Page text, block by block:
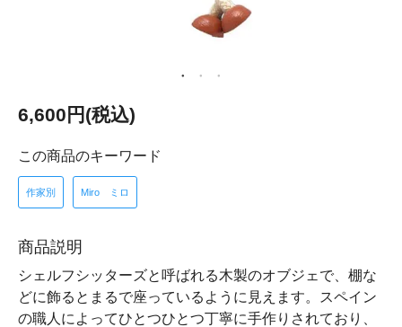
6,600円(税込)
この商品のキーワード
作家別 Miro ミロ
商品説明
シェルフシッターズと呼ばれる木製のオブジェで、棚な
どに飾るとまるで座っているように見えます。スペイン
の職人によってひとつひとつ丁寧に手作りされており、